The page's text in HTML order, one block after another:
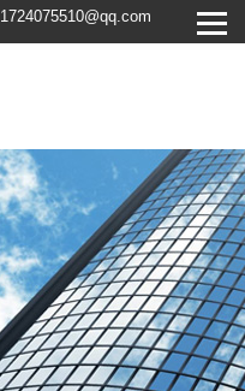
1724075510@qq.com